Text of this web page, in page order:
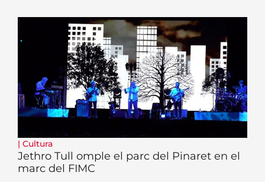
| Cultura
Jethro Tull omple el parc del Pinaret en el
marc del FIMC